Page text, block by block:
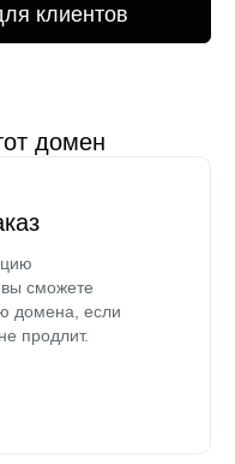
клиентов
домен
сможете
домена, если
продлит.